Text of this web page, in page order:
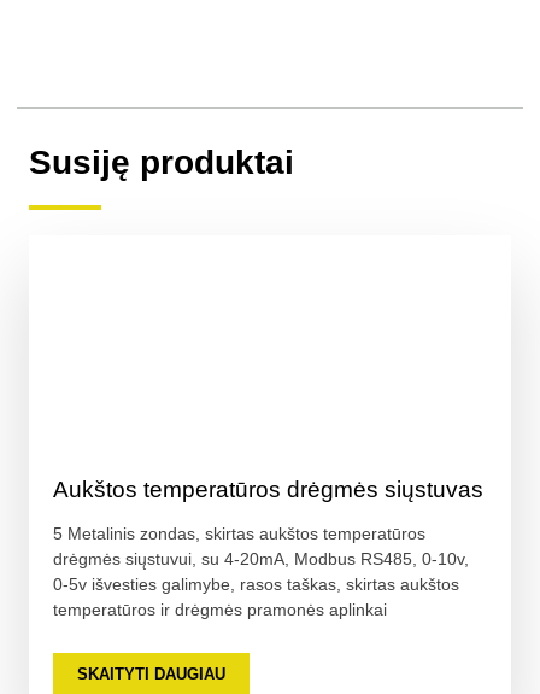
Susiję produktai
Aukštos temperatūros drėgmės siųstuvas
5 Metalinis zondas, skirtas aukštos temperatūros
drėgmės siųstuvui, su 4-20mA, Modbus RS485, 0-10v,
0-5v išvesties galimybe, rasos taškas, skirtas aukštos
temperatūros ir drėgmės pramonės aplinkai
SKAITYTI DAUGIAU